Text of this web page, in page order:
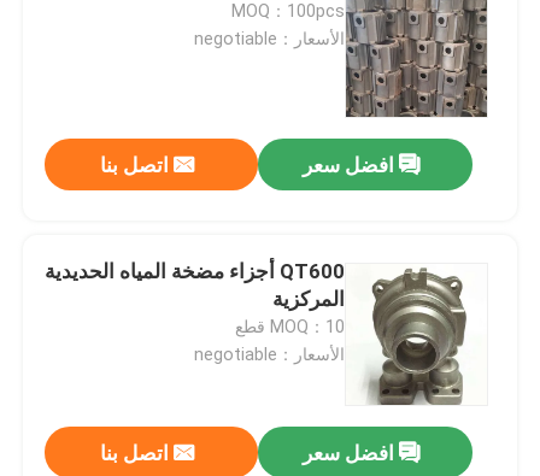
MOQ：100pcs
الأسعار：negotiable
افضل سعر اتصل بنا
QT600 أجزاء مضخة المياه الحديدية
المركزية
MOQ：10 قطع
الأسعار：negotiable
افضل سعر اتصل بنا